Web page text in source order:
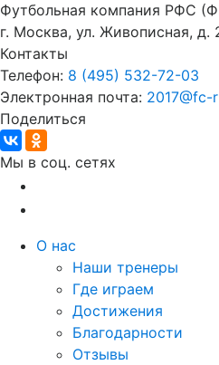
Футбольная компания РФС
г. Москва, ул. Живописная, д.
Контакты
Телефон: 8 (495) 532-72-03
Электронная почта: 2017@fc-
Поделиться
Мы в соц. сетях
О нас
Наши тренеры
Где играем
Достижения
Благодарности
Отзывы